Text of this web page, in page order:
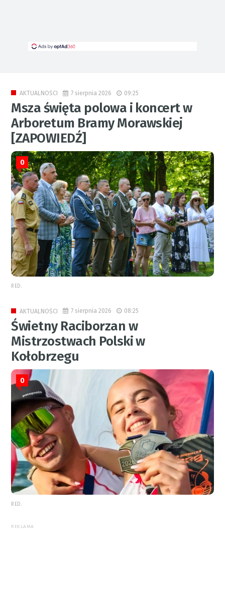
AKTUALNOŚCI 7 sierpnia 2026 09:25
Msza święta polowa i koncert w
Arboretum Bramy Morawskiej
[ZAPOWIEDŹ]
0
RED.
AKTUALNOŚCI 7 sierpnia 2026 08:25
Świetny Raciborzan w
Mistrzostwach Polski w
Kołobrzegu
0
RED.
REKLAMA